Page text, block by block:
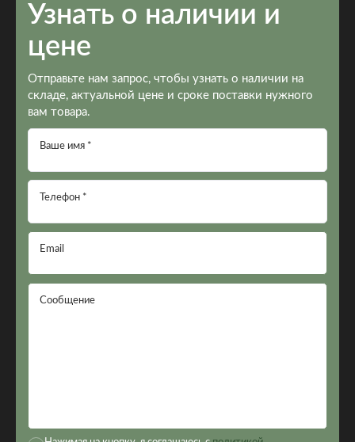
Узнать о наличии и
цене
Отправьте нам запрос, чтобы узнать о наличии на
складе, актуальной цене и сроке поставки нужного
вам товара.
Ваше имя *
Телефон *
Email
Сообщение